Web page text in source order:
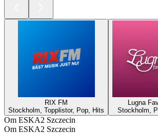
RIX FM
Stockholm, Topplistor, Pop, Hits
Lugna
Stockholm,
Om ESKA2 Szczecin
Om ESKA2 Szczecin